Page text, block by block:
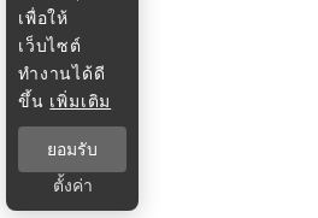
เพื่อให้
เว็บไซต์
ทำงานได้ดี
ขึ้น เพิ่มเติม
ยอมรับ
ตั้งค่า